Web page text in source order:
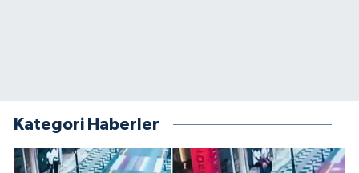
Kategori Haberler